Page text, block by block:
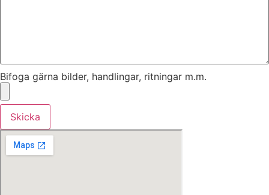
Bifoga gärna bilder, handlingar, ritningar m.m.
Skicka